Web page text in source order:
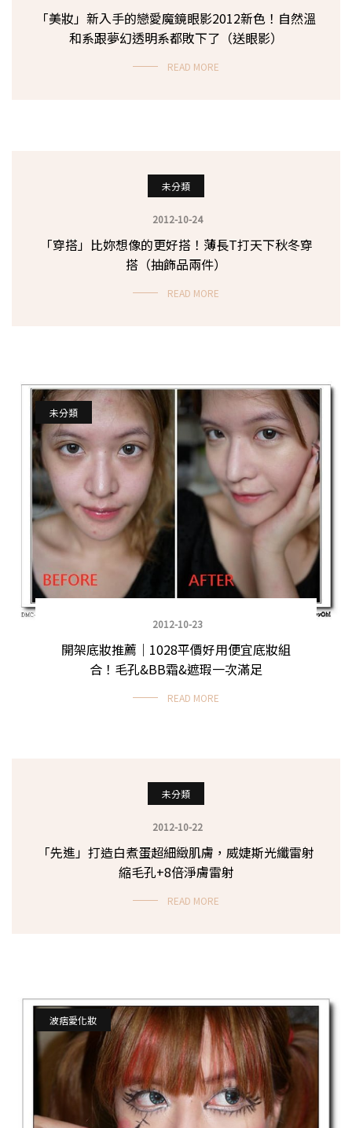
「美妝」新入手的戀愛魔鏡眼影2012新色！自然溫
和系跟夢幻透明系都敗下了（送眼影）
READ MORE
未分類
2012-10-24
「穿搭」比妳想像的更好搭！薄長T打天下秋冬穿
搭（抽飾品兩件）
READ MORE
未分類
2012-10-23
開架底妝推薦｜1028平價好用便宜底妝組
合！毛孔&BB霜&遮瑕一次滿足
READ MORE
未分類
2012-10-22
「先進」打造白煮蛋超細緻肌膚，威婕斯光纖雷射
縮毛孔+8倍淨膚雷射
READ MORE
波痞愛化妝